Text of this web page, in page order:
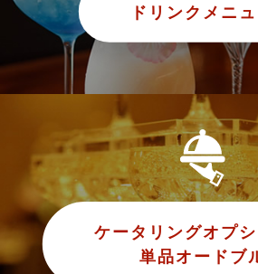
ドリンクメニ
ケータリングオプシ
単品オードブ